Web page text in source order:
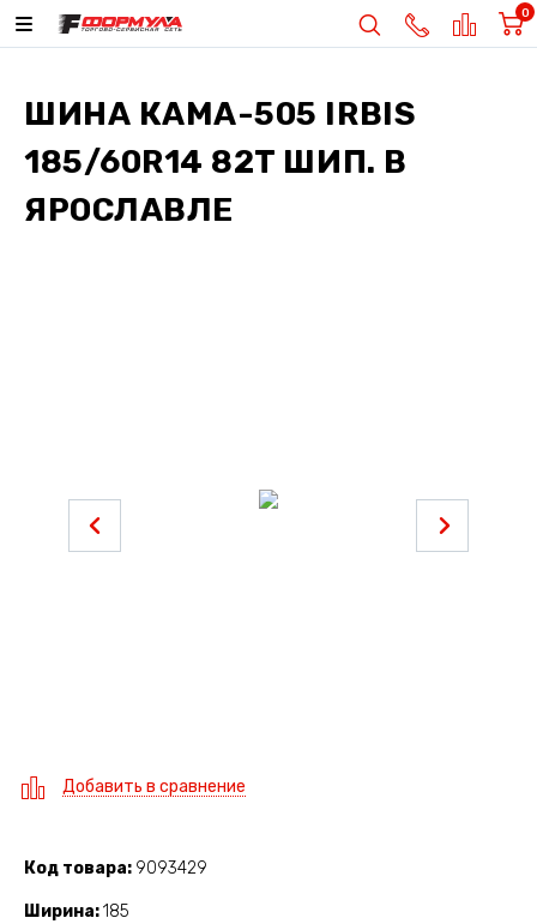
0
ШИНА КАМА-505 IRBIS
185/60R14 82T ШИП. В
ЯРОСЛАВЛЕ
Добавить в сравнение
Код товара 9093429
Ширина 185